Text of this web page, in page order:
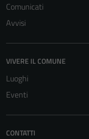
Comunicati
Avvisi
VIVERE IL COMUNE
Luoghi
Eventi
CONTATTI